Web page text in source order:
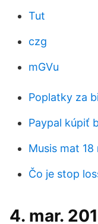
Tut
czg
mGVu
Poplatky za
Paypal kúpiť
Musis mat
Čo je stop
4. mar.